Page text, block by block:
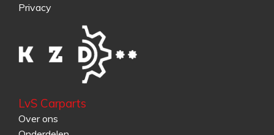
Privacy
LvS Carparts
Over ons